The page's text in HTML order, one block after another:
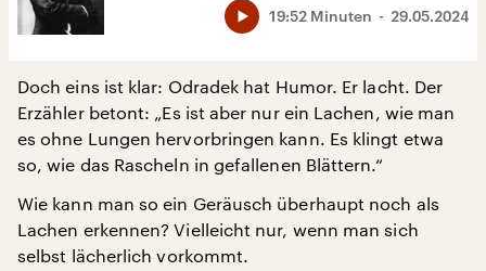
29.05.2024
19:52 Minuten
Doch eins ist klar: Odradek hat Humor. Er lacht. Der
Erzähler betont: „Es ist aber nur ein Lachen, wie man
es ohne Lungen hervorbringen kann. Es klingt etwa
so, wie das Rascheln in gefallenen Blättern.“
Wie kann man so ein Geräusch überhaupt noch als
Lachen erkennen? Vielleicht nur, wenn man sich
selbst lächerlich vorkommt.